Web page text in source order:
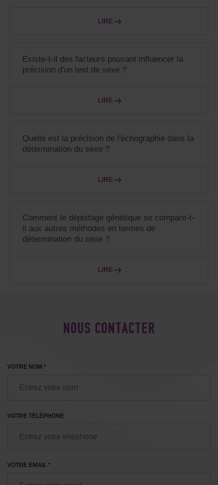
LIRE
Existe-t-il des facteurs pouvant influencer la
précision d'un test de sexe ?
LIRE
Quelle est la précision de l'échographie dans la
détermination du sexe ?
LIRE
Comment le dépistage génétique se compare-t-
il aux autres méthodes en termes de
détermination du sexe ?
LIRE
NOUS CONTACTER
VOTRE NOM *
VOTRE TÉLÉPHONE
VOTRE EMAIL *